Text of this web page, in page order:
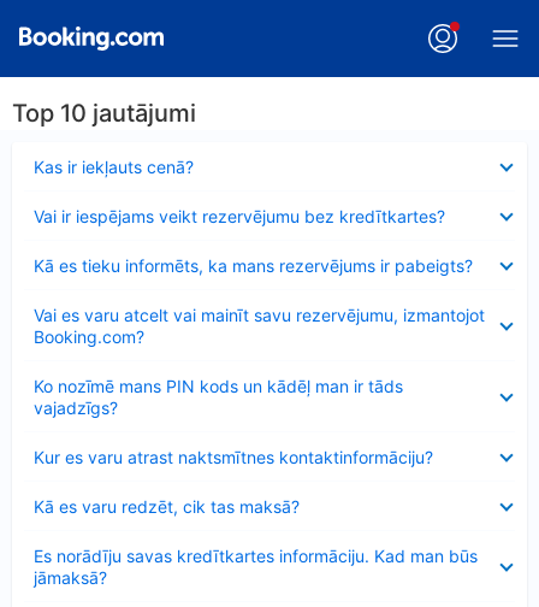
Top 10 jautājumi
Kas ir iekļauts cenā?
Vai ir iespējams veikt rezervējumu bez kredītkartes?
Kā es tieku informēts, ka mans rezervējums ir pabeigts?
Vai es varu atcelt vai mainīt savu rezervējumu, izmantojot
Booking.com?
Ko nozīmē mans PIN kods un kādēļ man ir tāds
vajadzīgs?
Kur es varu atrast naktsmītnes kontaktinformāciju?
Kā es varu redzēt, cik tas maksā?
Es norādīju savas kredītkartes informāciju. Kad man būs
jāmaksā?